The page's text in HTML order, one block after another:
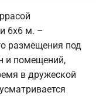
6х6 м. –
размещения под
и помещений,
в дружеской